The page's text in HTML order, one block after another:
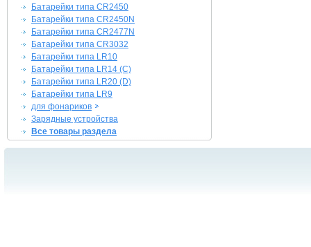
Батарейки типа CR2450
Батарейки типа CR2450N
Батарейки типа CR2477N
Батарейки типа CR3032
Батарейки типа LR10
Батарейки типа LR14 (C)
Батарейки типа LR20 (D)
Батарейки типа LR9
для фонариков
Зарядные устройства
Все товары раздела